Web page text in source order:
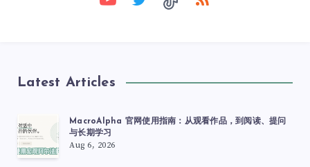
Latest Articles
MacroAlpha 官网使用指南：从观看作品，到阅读、提问
与长期学习
Aug 6, 2026